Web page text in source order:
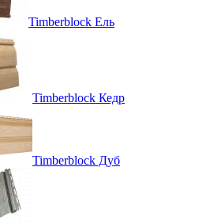
Timberblock Ель
Timberblock Кедр
Timberblock Дуб